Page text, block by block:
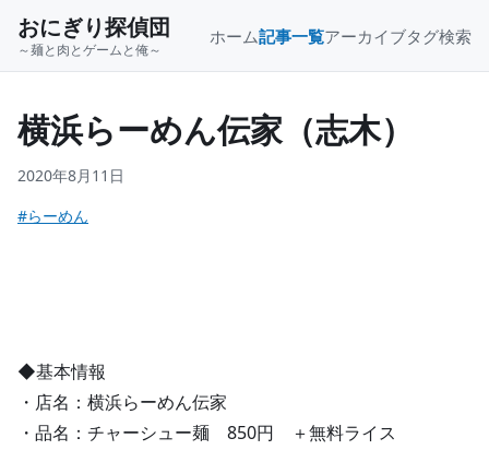
おにぎり探偵団
～麺と肉とゲームと俺～
ホーム記事一覧アーカイブタグ検索
横浜らーめん伝家（志木）
2020年8月11日
#らーめん
◆基本情報
・店名：横浜らーめん伝家
・品名：チャーシュー麺 850円 ＋無料ライス